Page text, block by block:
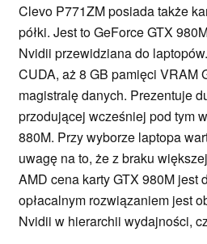
Clevo P771ZM posiada także
półki. Jest to GeForce GTX
Nvidii przewidziana do
CUDA, aż 8 GB pamięci VRAM
magistralę danych. Prezentuje
przodującej wcześniej pod tym
880M. Przy wyborze laptopa
uwagę na to, że z braku
AMD cena karty GTX 980M jest
opłacalnym rozwiązaniem jest
Nvidii w hierarchii wydajności,